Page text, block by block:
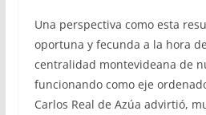
Una perspectiva como esta
oportuna y fecunda a la hora
centralidad montevideana de
funcionando como eje
Carlos Real de Azúa advirtió,